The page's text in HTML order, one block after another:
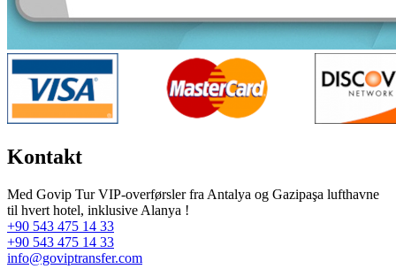
Kontakt
Med Govip Tur VIP-overførsler fra Antalya og Gazipaşa lufthavne
til hvert hotel, inklusive Alanya !
+90 543 475 14 33
+90 543 475 14 33
info@goviptransfer.com